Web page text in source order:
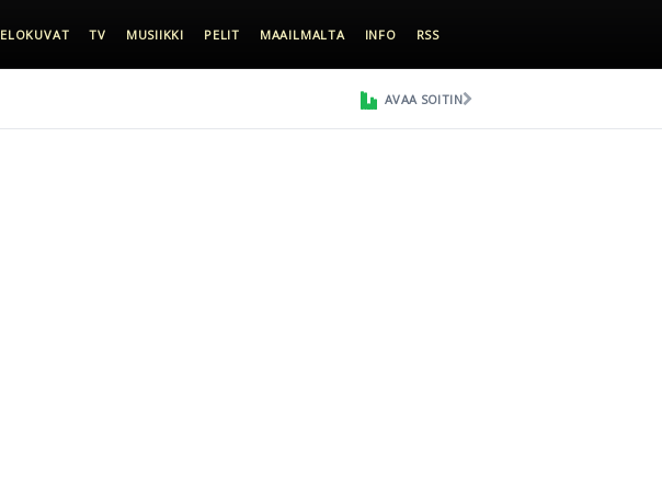
ELOKUVAT TV MUSIIKKI PELIT MAAILMALTA INFO RSS
AVAA SOITIN